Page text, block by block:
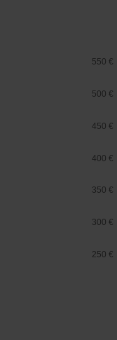
250 €
300 €
350 €
400 €
450 €
500 €
550 €